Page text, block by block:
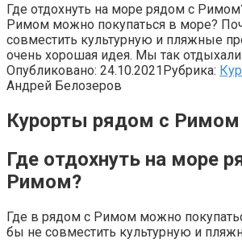
Где отдохнуть на море рядом с
Римом можно покупаться в море?
совместить культурную и пляжные
очень хорошая идея. Мы так
Опубликовано: 24.10.2021Рубрика:
Андрей Белозеров
Курорты рядом с Римом
Где отдохнуть на море
Римом?
Где в рядом с Римом можно
бы не совместить культурную и